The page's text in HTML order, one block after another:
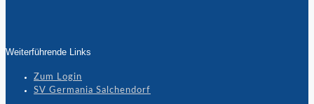
Weiterführende Links
Zum Login
SV Germania Salchendorf